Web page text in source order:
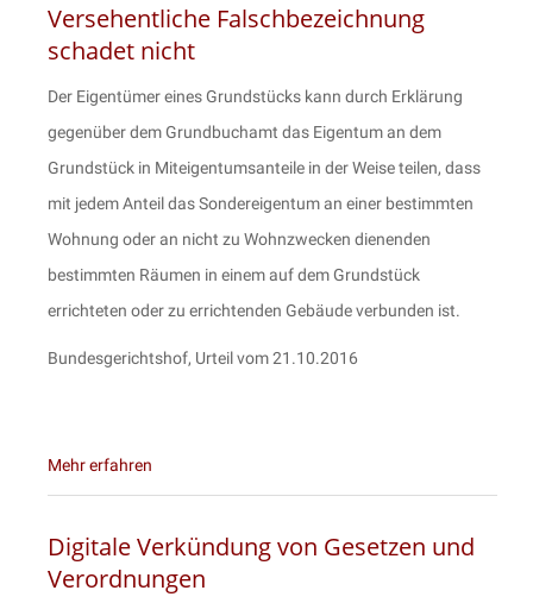
Versehentliche Falschbezeichnung
schadet nicht
Der Eigentümer eines Grundstücks kann durch Erklärung
gegenüber dem Grundbuchamt das Eigentum an dem
Grundstück in Miteigentumsanteile in der Weise teilen, dass
mit jedem Anteil das Sondereigentum an einer bestimmten
Wohnung oder an nicht zu Wohnzwecken dienenden
bestimmten Räumen in einem auf dem Grundstück
errichteten oder zu errichtenden Gebäude verbunden ist.
Bundesgerichtshof, Urteil vom 21.10.2016
Mehr erfahren
Digitale Verkündung von Gesetzen und
Verordnungen